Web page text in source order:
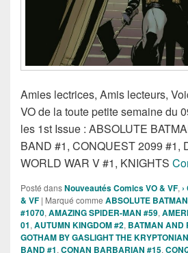
Amies lectrices, Amis lecteurs,
VO de la toute petite semaine du
les 1st Issue : ABSOLUTE
BAND #1, CONQUEST 2099 #1,
WORLD WAR V #1, KNIGHTS
Posté dansNouveautés Comics VO & VF,
& VF | Marqué comme ABSOLUTE
#1070, AMAZING SPIDER-MAN #59,
01, AUTUMN KINGDOM #2, BATMAN AND
GOTHAM BY GASLIGHT THE
BAND #1, CONAN BARBARIAN #15,